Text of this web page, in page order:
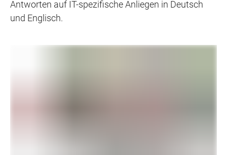
Antworten auf IT-spezifische Anliegen in Deutsch
und Englisch.